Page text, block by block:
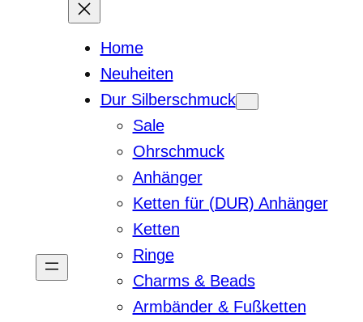
Home
Neuheiten
Dur Silberschmuck
Sale
Ohrschmuck
Anhänger
Ketten für (DUR) Anhänger
Ketten
Ringe
Charms & Beads
Armbänder & Fußketten